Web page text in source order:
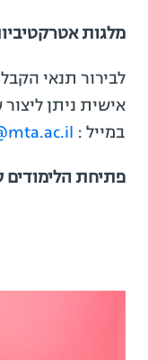
מלגות
לבירור תנאי
אישית ניתן
במייל :
פתיחת הלימודים